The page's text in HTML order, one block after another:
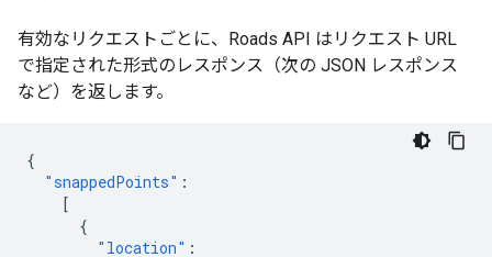
有効なリクエストごとに、 Roads API はリクエスト URL
で指定された形式のレスポンス（次の JSON レスポンス
など）を返します。
{
"snappedPoints" :
[
{
"location" :